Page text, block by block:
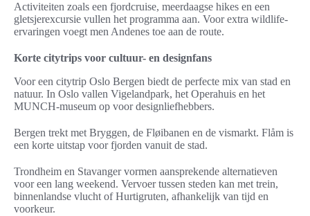
Activiteiten zoals een fjordcruise, meerdaagse hikes en een
gletsjerexcursie vullen het programma aan. Voor extra wildlife-
ervaringen voegt men Andenes toe aan de route.
Korte citytrips voor cultuur- en designfans
Voor een citytrip Oslo Bergen biedt de perfecte mix van stad en
natuur. In Oslo vallen Vigelandpark, het Operahuis en het
MUNCH-museum op voor designliefhebbers.
Bergen trekt met Bryggen, de Fløibanen en de vismarkt. Flåm is
een korte uitstap voor fjorden vanuit de stad.
Trondheim en Stavanger vormen aansprekende alternatieven
voor een lang weekend. Vervoer tussen steden kan met trein,
binnenlandse vlucht of Hurtigruten, afhankelijk van tijd en
voorkeur.